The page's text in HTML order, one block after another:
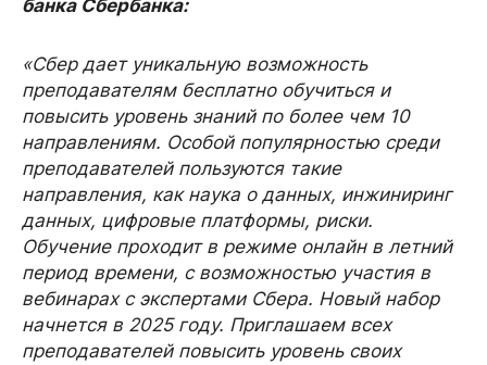
банка Сбербанка:
«Сбер дает уникальную возможность
преподавателям бесплатно обучиться и
повысить уровень знаний по более чем 10
направлениям. Особой популярностью среди
преподавателей пользуются такие
направления, как наука о данных, инжиниринг
данных, цифровые платформы, риски.
Обучение проходит в режиме онлайн в летний
период времени, с возможностью участия в
вебинарах с экспертами Сбера. Новый набор
начнется в 2025 году. Приглашаем всех
преподавателей повысить уровень своих